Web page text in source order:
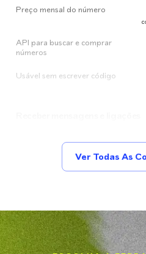
Preço mensal do número
API para buscar e comprar
números
Usável sem escrever código
Ver Todas As